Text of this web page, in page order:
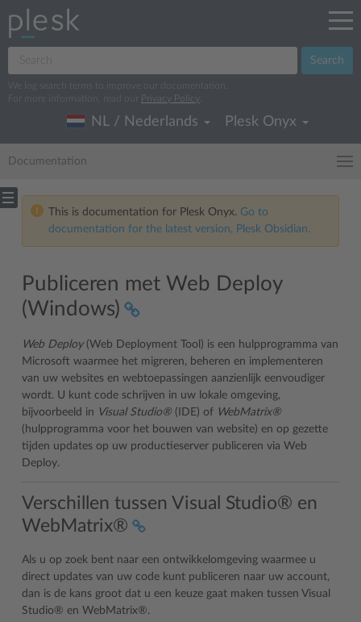
Search
We log search terms to improve our documentation.
For more information, read our
Privacy Policy
NL / Nederlands Plesk Onyx
Documentation
This is documentation for Plesk Onyx. Go to
documentation for the latest version, Plesk Obsidian.
Publiceren met Web Deploy
(Windows)
Web Deploy(Web Deployment Tool) is een hulpprogramma van
Microsoft waarmee het migreren, beheren en implementeren
van uw websites en webtoepassingen aanzienlijk eenvoudiger
wordt. U kunt code schrijven in uw lokale omgeving,
bijvoorbeeld in Visual Studio® (IDE) of WebMatrix®
(hulpprogramma voor het bouwen van website) en op gezette
tijden updates op uw productieserver publiceren via Web
Deploy.
Verschillen tussen Visual Studio® en
WebMatrix®
Als u op zoek bent naar een ontwikkelomgeving waarmee u
direct updates van uw code kunt publiceren naar uw account,
dan is de kans groot dat u een keuze gaat maken tussen Visual
Studio® en WebMatrix®.